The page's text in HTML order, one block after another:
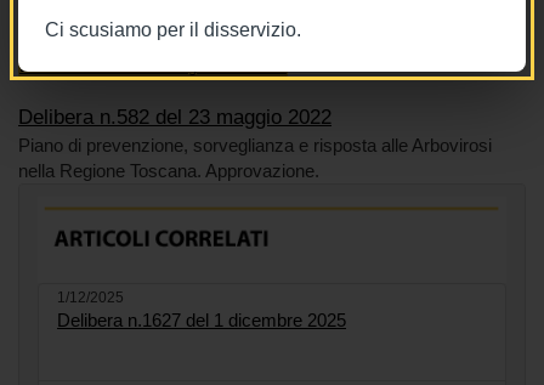
Ci scusiamo per il disservizio.
Tags Malattie
Toscana
BURT Bollettino della regione toscana
Delibera n.582 del 23 maggio 2022
Piano di prevenzione, sorveglianza e risposta alle Arbovirosi
nella Regione Toscana. Approvazione.
1/12/2025
Delibera n.1627 del 1 dicembre 2025